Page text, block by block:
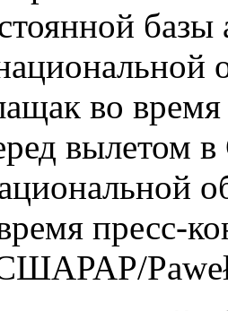
базы
пресс-
СШАPAP/